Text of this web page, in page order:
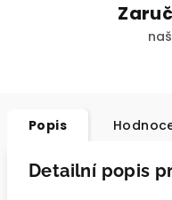
Popis
Detailní popis